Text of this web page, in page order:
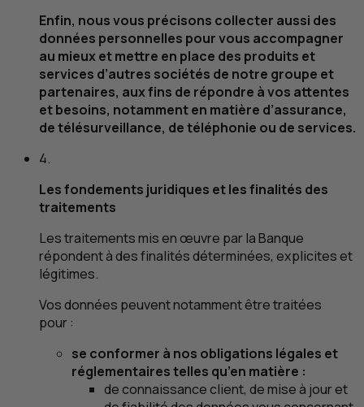
Enfin, nous vous précisons collecter aussi des
données personnelles pour vous accompagner
au mieux et mettre en place des produits et
services d’autres sociétés de notre groupe et
partenaires, aux fins de répondre à vos attentes
et besoins, notamment en matière d’assurance,
de télésurveillance, de téléphonie ou de services.
4.
Les fondements juridiques et les finalités des
traitements
Les traitements mis en œuvre par la Banque
répondent à des finalités déterminées, explicites et
légitimes.
Vos données peuvent notamment être traitées
pour :
se conformer à nos obligations légales et
réglementaires telles qu’en matière :
de connaissance client, de mise à jour et